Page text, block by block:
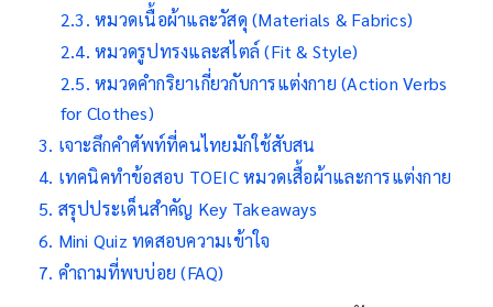
หมวดเนื้อผ้าและวัสดุ (Materials & Fabrics)
หมวดรูปทรงและสไตล์ (Fit & Style)
หมวดคำกริยาเกี่ยวกับการแต่งกาย (Action Verbs
for Clothes)
เจาะลึกคำศัพท์ที่คนไทยมักใช้สับสน
เทคนิคทำข้อสอบ TOEIC หมวดเสื้อผ้าและการแต่งกาย
สรุปประเด็นสำคัญ Key Takeaways
Mini Quiz ทดสอบความเข้าใจ
คำถามที่พบบ่อย (FAQ)